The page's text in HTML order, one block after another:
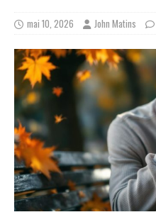
mai 10, 2026 John Matins